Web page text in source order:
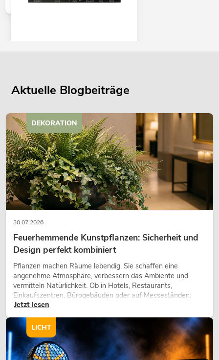
OMNITRONIC DJP-700P Class-D
Verstärker
No. 10451602 Artikel nicht mehr verfügbar
OMNITRONIC XDA-1002 Class-D-
Verstärker
No. 10451635
Bestand reicht ca. 12 Wo.
Aktuelle Blogbeiträge
30.07.2026
Feuerhemmende Kunstpflanzen: Sicherheit und
Design perfekt kombiniert
Pflanzen machen Räume lebendig. Sie schaffen eine
angenehme Atmosphäre, verbessern das Ambiente und
vermitteln Natürlichkeit. Ob in Hotels, Restaurants,
Einkaufszentren, Bürogebäuden oder auf Messeständen:
eine hochwertige Begrünung gehört heute längst zum
Jetzt lesen
DEKORATION
LICHT